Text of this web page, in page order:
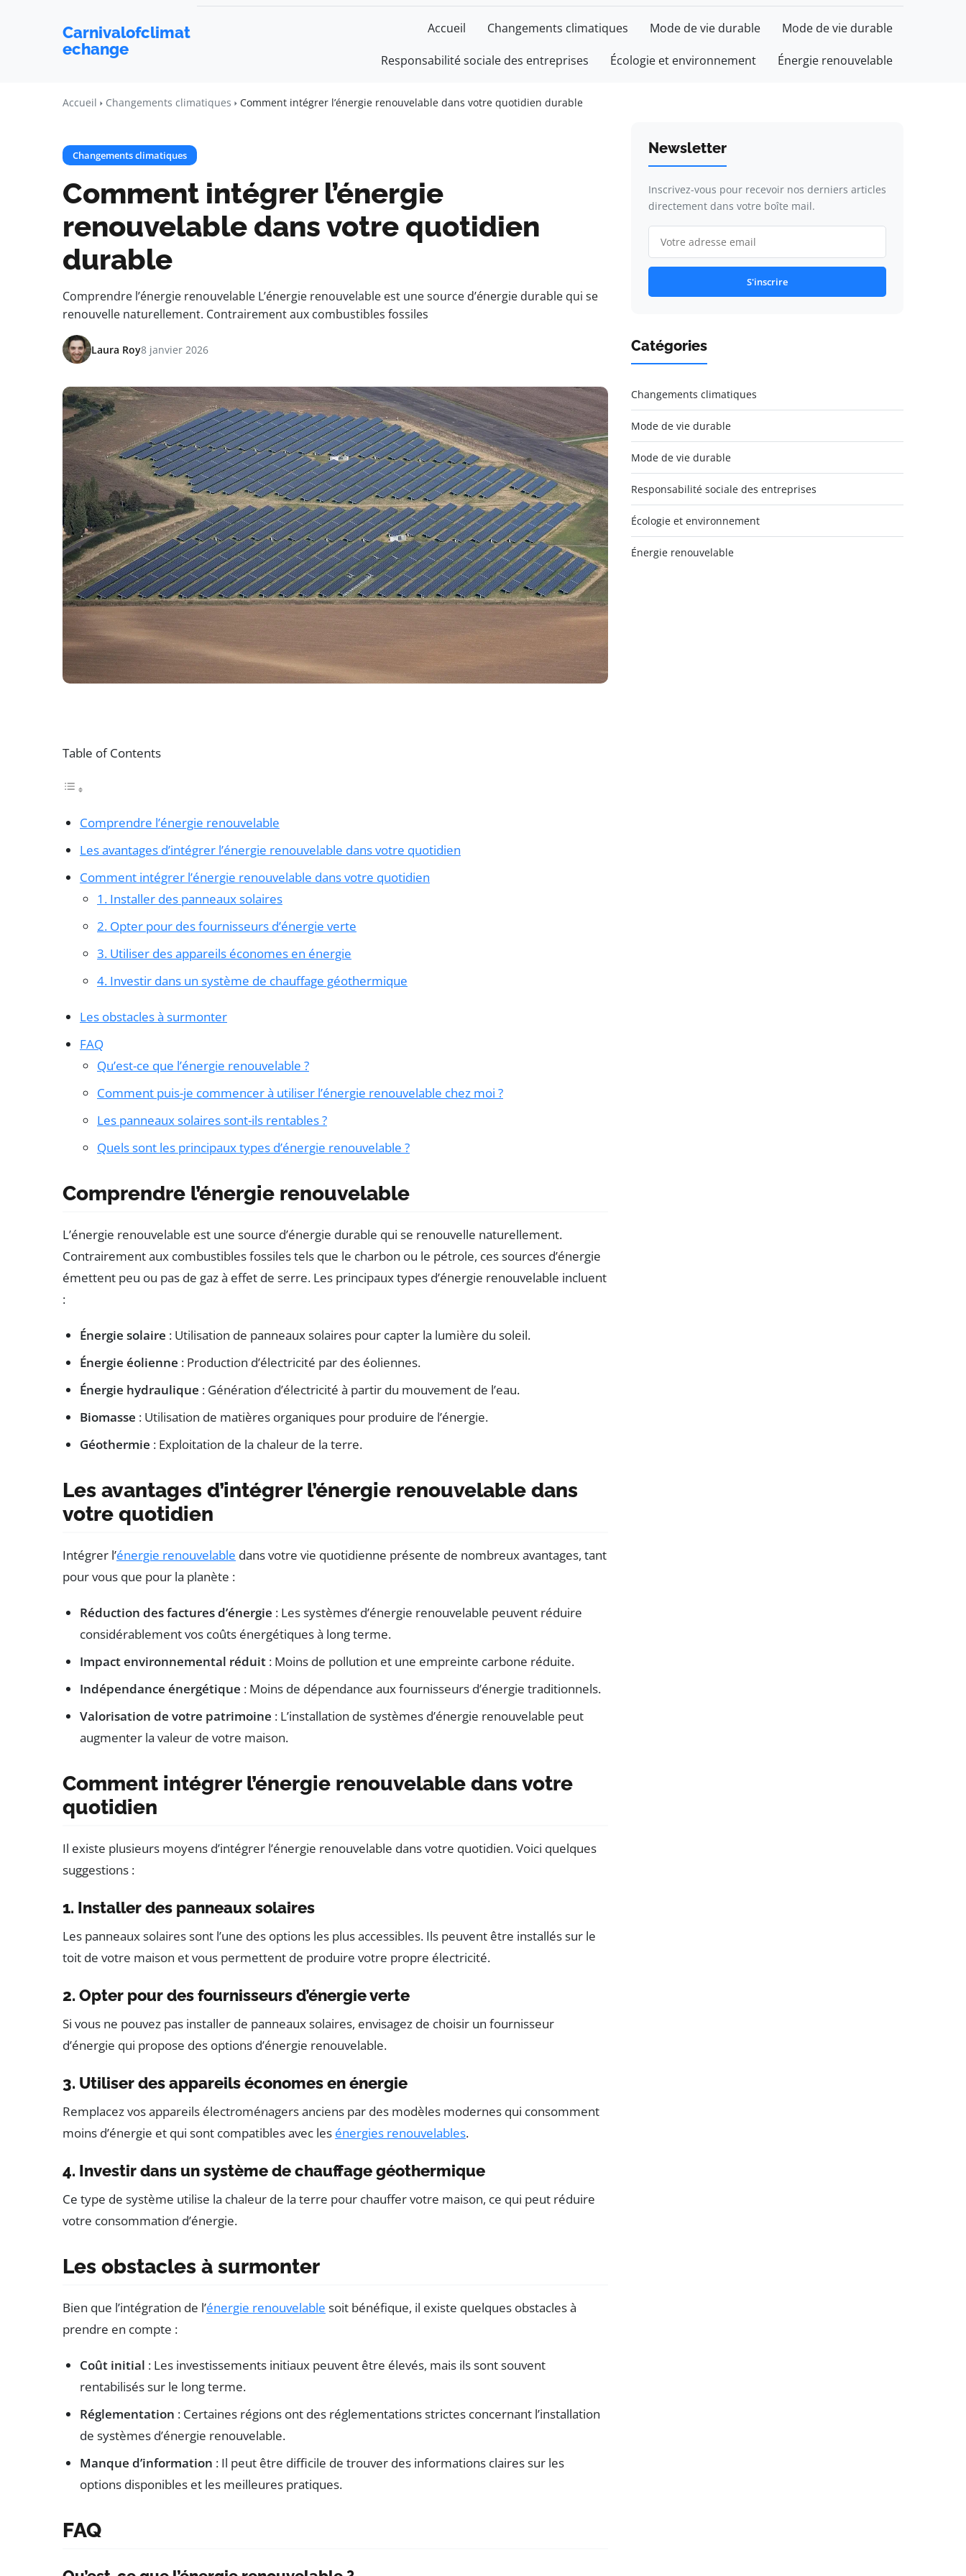
Carnivalofclimat
echange
Accueil Changements climatiques Mode de vie durable Mode de vie durable
Responsabilité sociale des entreprises Écologie et environnement Énergie renouvelable
Accueil Changements climatiques Comment intégrer l’énergie renouvelable dans votre quotidien durable
Changements climatiques
Comment intégrer l’énergie
renouvelable dans votre quotidien
durable
Comprendre l’énergie renouvelable L’énergie renouvelable est une source d’énergie durable qui se
renouvelle naturellement. Contrairement aux combustibles fossiles
Laura Roy8 janvier 2026
Table of Contents
Comprendre l’énergie renouvelable
Les avantages d’intégrer l’énergie renouvelable dans votre quotidien
Comment intégrer l’énergie renouvelable dans votre quotidien
1. Installer des panneaux solaires
2. Opter pour des fournisseurs d’énergie verte
3. Utiliser des appareils économes en énergie
4. Investir dans un système de chauffage géothermique
Les obstacles à surmonter
FAQ
Qu’est-ce que l’énergie renouvelable ?
Comment puis-je commencer à utiliser l’énergie renouvelable chez moi ?
Les panneaux solaires sont-ils rentables ?
Quels sont les principaux types d’énergie renouvelable ?
Comprendre l’énergie renouvelable
L’énergie renouvelable est une source d’énergie durable qui se renouvelle naturellement.
Contrairement aux combustibles fossiles tels que le charbon ou le pétrole, ces sources d’énergie
émettent peu ou pas de gaz à effet de serre. Les principaux types d’énergie renouvelable incluent
:
Énergie solaire : Utilisation de panneaux solaires pour capter la lumière du soleil.
Énergie éolienne : Production d’électricité par des éoliennes.
Énergie hydraulique : Génération d’électricité à partir du mouvement de l’eau.
Biomasse : Utilisation de matières organiques pour produire de l’énergie.
Géothermie : Exploitation de la chaleur de la terre.
Les avantages d’intégrer l’énergie renouvelable dans
votre quotidien
Intégrer l’énergie renouvelable dans votre vie quotidienne présente de nombreux avantages, tant
pour vous que pour la planète :
Réduction des factures d’énergie : Les systèmes d’énergie renouvelable peuvent réduire
considérablement vos coûts énergétiques à long terme.
Impact environnemental réduit : Moins de pollution et une empreinte carbone réduite.
Indépendance énergétique : Moins de dépendance aux fournisseurs d’énergie traditionnels.
Valorisation de votre patrimoine : L’installation de systèmes d’énergie renouvelable peut
augmenter la valeur de votre maison.
Comment intégrer l’énergie renouvelable dans votre
quotidien
Il existe plusieurs moyens d’intégrer l’énergie renouvelable dans votre quotidien. Voici quelques
suggestions :
1. Installer des panneaux solaires
Les panneaux solaires sont l’une des options les plus accessibles. Ils peuvent être installés sur le
toit de votre maison et vous permettent de produire votre propre électricité.
2. Opter pour des fournisseurs d’énergie verte
Si vous ne pouvez pas installer de panneaux solaires, envisagez de choisir un fournisseur
d’énergie qui propose des options d’énergie renouvelable.
3. Utiliser des appareils économes en énergie
Remplacez vos appareils électroménagers anciens par des modèles modernes qui consomment
moins d’énergie et qui sont compatibles avec les énergies renouvelables.
4. Investir dans un système de chauffage géothermique
Ce type de système utilise la chaleur de la terre pour chauffer votre maison, ce qui peut réduire
votre consommation d’énergie.
Les obstacles à surmonter
Bien que l’intégration de l’énergie renouvelable soit bénéfique, il existe quelques obstacles à
prendre en compte :
Coût initial : Les investissements initiaux peuvent être élevés, mais ils sont souvent
rentabilisés sur le long terme.
Réglementation : Certaines régions ont des réglementations strictes concernant l’installation
de systèmes d’énergie renouvelable.
Manque d’information : Il peut être difficile de trouver des informations claires sur les
options disponibles et les meilleures pratiques.
FAQ
Newsletter
Inscrivez-vous pour recevoir nos derniers articles
directement dans votre boîte mail.
S'inscrire
Catégories
Changements climatiques
Mode de vie durable
Mode de vie durable
Responsabilité sociale des entreprises
Écologie et environnement
Énergie renouvelable